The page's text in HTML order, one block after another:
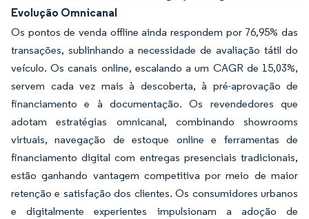
Evolução Omnicanal
Os pontos de venda offline ainda respondem por 76,95% das
transações, sublinhando a necessidade de avaliação tátil do
veículo. Os canais online, escalando a um CAGR de 15,03%,
servem cada vez mais à descoberta, à pré-aprovação de
financiamento e à documentação. Os revendedores que
adotam estratégias omnicanal, combinando showrooms
virtuais, navegação de estoque online e ferramentas de
financiamento digital com entregas presenciais tradicionais,
estão ganhando vantagem competitiva por meio de maior
retenção e satisfação dos clientes. Os consumidores urbanos
e digitalmente experientes impulsionam a adoção de